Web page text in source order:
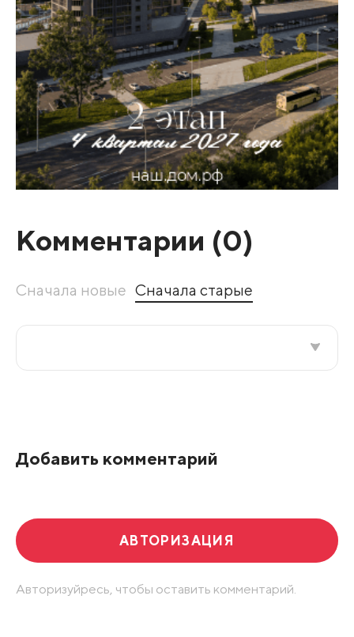
Комментарии (0)
Сначала новые Сначала старые
Добавить комментарий
АВТОРИЗАЦИЯ
Авторизуйресь, чтобы оставить комментарий.